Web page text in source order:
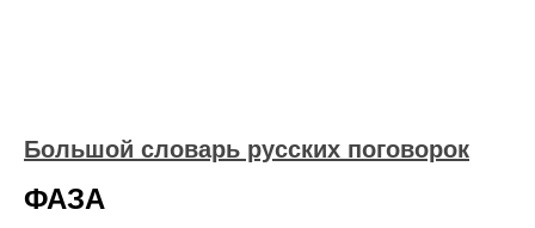
Большой словарь русских поговорок
ФАЗА